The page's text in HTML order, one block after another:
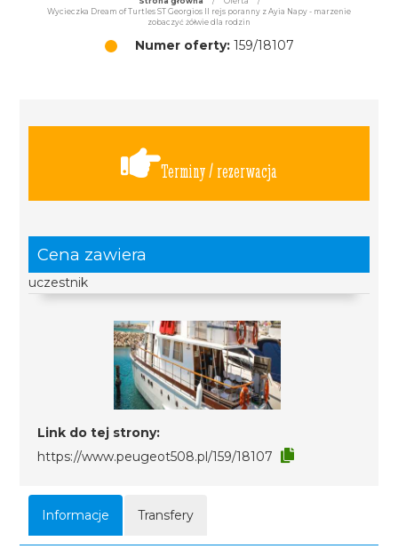
Wycieczka Dream of Turtles ST Georgios II rejs poranny z Ayia Napy - marzenie
zobaczyć żółwie dla rodzin
Numer oferty:159/18107
Terminy / rezerwacja
Cena zawiera
uczestnik
Link do tej strony:
https://www.peugeot508.pl/159/18107
Informacje Transfery